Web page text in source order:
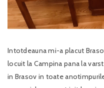
Intotdeauna mi-a placut
locuit la Campina pana la
in Brasov in toate